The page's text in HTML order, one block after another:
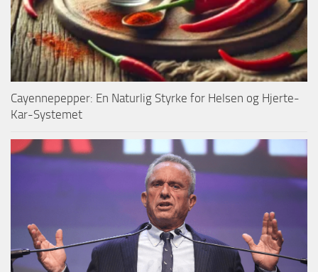
Cayennepepper: En Naturlig Styrke for Helsen og Hjerte-
Kar-Systemet